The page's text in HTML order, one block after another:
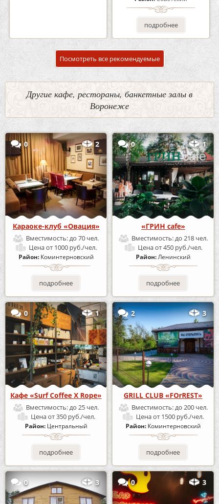
подробнее
Посмотреть все рекомендуемые
Другие кафе, рестораны, банкетные залы в
Воронеже
0 2
Караоке-клуб «Овация»
Вместимость:до 70 чел.
Ценаот 1000 руб./чел.
Район: Коминтерновский
подробнее
0 1
«ГРИН cafe»
Вместимость:до 218 чел.
Ценаот 450 руб./чел.
Район:Ленинский
подробнее
0 1
Кафе «Surf Coffee X Rope»
Вместимость:до 25 чел.
Ценаот 350 руб./чел.
Район: Центральный
подробнее
2 3
GRILL CLUB «FOrREST»
Вместимость:до 200 чел.
Ценаот 1500 руб./чел.
Район: Коминтерновский
подробнее
0 3 0 3